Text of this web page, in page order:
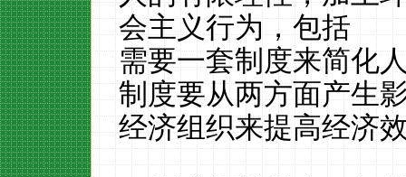
会主义行为，包括
需要一套制度来简化
制度要从两方面产生
经济组织来提高经济